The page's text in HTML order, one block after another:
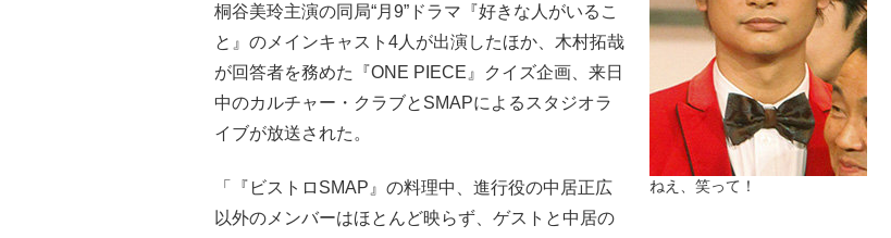
ねえ、笑って！
桐谷美玲主演の同局“月9”ドラマ『好きな人がいるこ
と』のメインキャスト4人が出演したほか、木村拓哉
が回答者を務めた『ONE PIECE』クイズ企画、来日
中のカルチャー・クラブとSMAPによるスタジオラ
イブが放送された。
「『ビストロSMAP』の料理中、進行役の中居正広
以外のメンバーはほとんど映らず、ゲストと中居の